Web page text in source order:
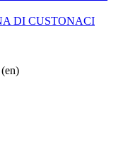
DI CUSTONACI